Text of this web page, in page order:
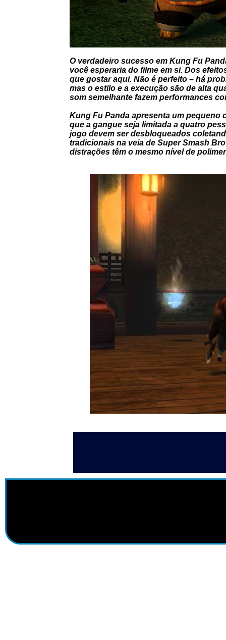
O verdadeiro sucesso em Kung Fu
você esperaria do filme em si. Dos
que gostar aqui. Não é perfeito – há
mas o estilo e a execução são de alta
som semelhante fazem performances
Kung Fu Panda apresenta um
que a gangue seja limitada a quatro
jogo devem ser desbloqueados
tradicionais na veia de Super Smash
distrações têm o mesmo nível de